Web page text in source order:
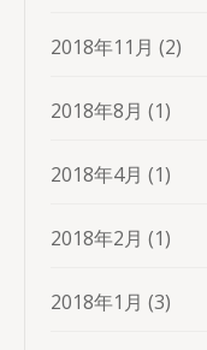
2018年11月 (2)
2018年8月 (1)
2018年4月 (1)
2018年2月 (1)
2018年1月 (3)